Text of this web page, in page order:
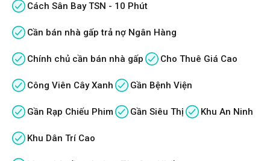
Cách Sân Bay TSN - 10 Phút
Cần bán nhà gấp trả nợ Ngân Hàng
Chính chủ cần bán nhà gấp Cho Thuê Giá Cao
Công Viên Cây Xanh Gần Bệnh Viện
Gần Rạp Chiếu Phim Gần Siêu Thị Khu An Ninh
Khu Dân Trí Cao